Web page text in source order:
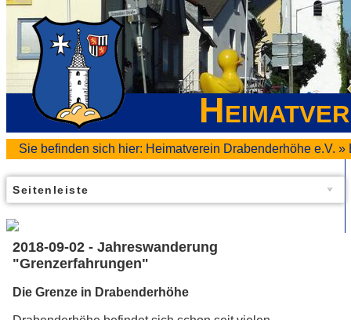
Sie befinden sich hier: Heimatverein Drabenderhöhe e.V. »
Seitenleiste
2018-09-02 - Jahreswanderung
"Grenzerfahrungen"
Die Grenze in Drabenderhöhe